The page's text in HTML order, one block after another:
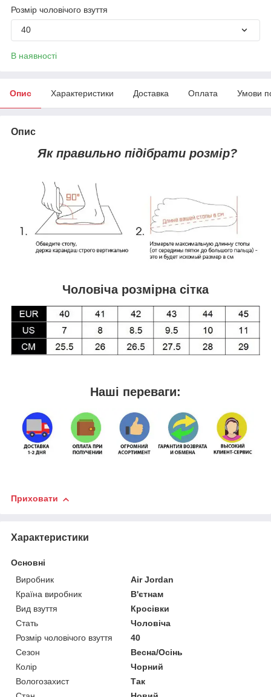
Розмір чоловічого взуття
40
В наявності
Опис Характеристики Доставка Оплата Умови
Опис
Як правильно підібрати розмір?
Чоловіча розмірна сітка
Наші переваги:
Приховати
Характеристики
Основні
Виробник
Air Jordan
Країна виробник
В'єтнам
Вид взуття
Кросівки
Стать
Чоловіча
Розмір чоловічого взуття
40
Сезон
Весна/Осінь
Колір
Чорний
Вологозахист
Так